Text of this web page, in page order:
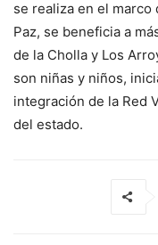
se realiza en el marco
Paz, se beneficia a
de la Cholla y Los
son niñas y niños,
integración de la Red
del estado.